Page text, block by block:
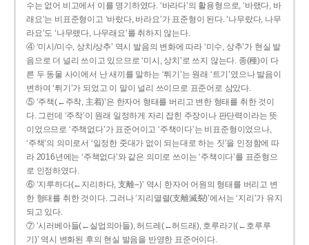
수는 없어 비고에서 이를 명기하였다. ‘바라다’의 활용형으로, ‘바랬다, 바
래요’는 비표준형이고 ‘바랐다, 바라요’가 표준형이 된다. ‘나무랐다, 나무
라요’도 ‘나무랬다, 나무래요’를 취하지 않는다.
④ ‘미시/미수, 상치/상추’ 역시 발음의 변화에 따라 ‘미수, 상추’가 현실 발
음으로 더 널리 쓰이고 있으므로 ‘미시, 상치’로 쓰지 않는다. 종(種)이 다
른 두 동물 사이에서 난 새끼를 말하는 ‘튀기’는 원래 ‘트기’였으나 발음이
변하여 ‘튀기’가 되었고 이 말이 널리 쓰이므로 표준어로 삼았다.
⑤ ‘주책(←주착, 主着)’은 한자어 형태를 버리고 변한 형태를 취한 것이
다. 그런데 ‘주착’이 원래 일정하게 자리 잡힌 주장이나 판단력이라는 뜻
이었으므로 ‘주책없다’가 표준어이고 ‘주책이다’는 비표준형이었으나,
‘주책’의 의미로서 ‘일정한 줏대가 없이 되는대로 하는 짓’을 인정함에 따
라 2016년에는 ‘주책없다’와 같은 의미로 쓰이는 ‘주책이다’를 표준형으
로 인정하였다.
⑥ ‘지루하다(←지리하다, 支離--)’ 역시 한자어 어원의 형태를 버리고 변
한 형태를 취한 것이다. 그러나 ‘지리멸렬(支離滅裂)’에서는 ‘지리’가 유지
되고 있다.
⑦ ‘시러베아들(←실업의아들), 허드레(←허드래), 호루라기(←호루루
기)’ 역시 변화된 후의 현실 발음을 반영한 표준어이다.